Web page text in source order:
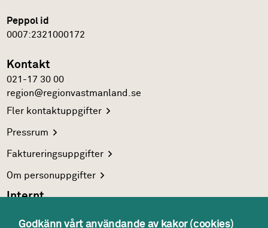
Peppol id
0007:2321000172
Kontakt
021-17 30 00
region@regionvastmanland.se
Flerkontaktuppgifter
Pressrum
Faktureringsuppgifter
Om personuppgifter
Internt
Godkänn vårt användande av kakor (cookies)